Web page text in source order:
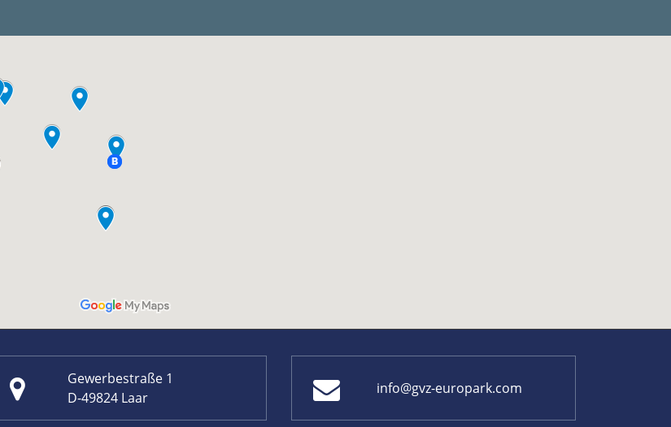
Gewerbestraße 1
D-49824 Laar
info@gvz-europark.com